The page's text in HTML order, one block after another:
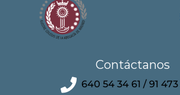
Contáctanos
640 54 34 61 / 91